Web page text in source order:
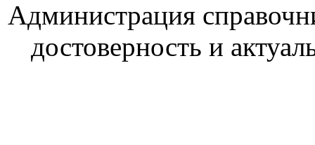
Администрация
достоверность и